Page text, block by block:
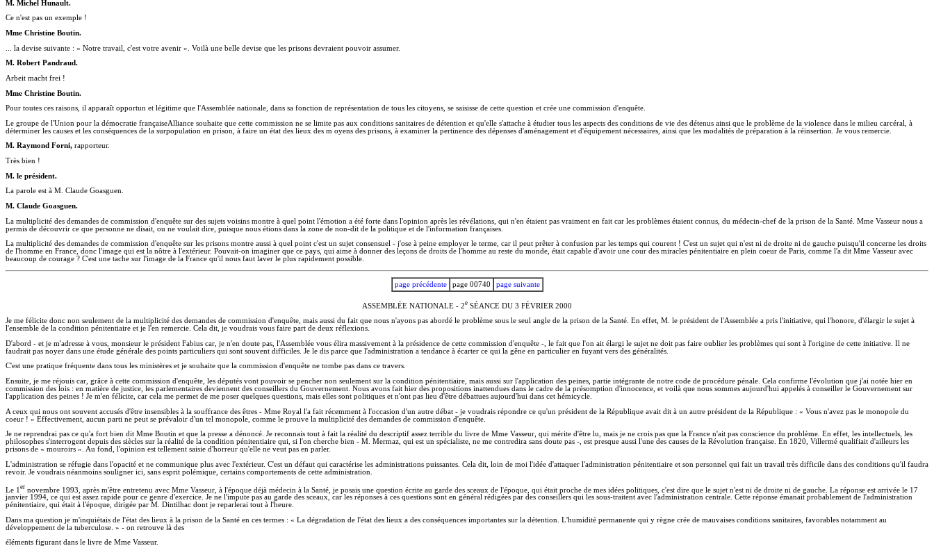
M. Michel Hunault.
Ce n'est pas un exemple !
Mme Christine Boutin.
... la devise suivante : « Notre travail, c'est votre avenir ». Voilà une belle devise que les prisons devraient pouvoir assumer.
M. Robert Pandraud.
Arbeit macht frei !
Mme Christine Boutin.
Pour toutes ces raisons, il apparaît opportun et légitime que l'Assemblée nationale, dans sa fonction de représentation de tous les citoyens, se saisisse de cette question et crée une commission d'enquête.
Le groupe de l'Union pour la démocratie françaiseAlliance souhaite que cette commission ne se limite pas aux conditions sanitaires de détention et qu'elle s'attache à étudier tous les aspects des conditions de vie des détenus ainsi que le problème de la violence dans le milieu carcéral, à
déterminer les causes et les conséquences de la surpopulation en prison, à faire un état des lieux des m oyens des prisons, à examiner la pertinence des dépenses d'aménagement et d'équipement nécessaires, ainsi que les modalités de préparation à la réinsertion. Je vous remercie.
M. Raymond Forni, rapporteur.
Très bien !
M. le président.
La parole est à M. Claude Goasguen.
M. Claude Goasguen.
La multiplicité des demandes de commission d'enquête sur des sujets voisins montre à quel point l'émotion a été forte dans l'opinion après les révélations, qui n'en étaient pas vraiment en fait car les problèmes étaient connus, du médecin-chef de la prison de la Santé. Mme Vasseur nous a
permis de découvrir ce que personne ne disait, ou ne voulait dire, puisque nous étions dans la zone de non-dit de la politique et de l'information françaises.
La multiplicité des demandes de commission d'enquête sur les prisons montre aussi à quel point c'est un sujet consensuel - j'ose à peine employer le terme, car il peut prêter à confusion par les temps qui courent ! C'est un sujet qui n'est ni de droite ni de gauche puisqu'il concerne les droits
de l'homme en France, donc l'image qui est la nôtre à l'extérieur. Pouvait-on imaginer que ce pays, qui aime à donner des leçons de droits de l'homme au reste du monde, était capable d'avoir une cour des miracles pénitentiaire en plein coeur de Paris, comme l'a dit Mme Vasseur avec
beaucoup de courage ? C'est une tache sur l'image de la France qu'il nous faut laver le plus rapidement possible.
page précédente page 00740 page suivante
ASSEMBLÉE NATIONALE - 2e SÉANCE DU 3 FÉVRIER 2000
Je me félicite donc non seulement de la multiplicité des demandes de commission d'enquête, mais aussi du fait que nous n'ayons pas abordé le problème sous le seul angle de la prison de la Santé. En effet, M. le président de l'Assemblée a pris l'initiative, qui l'honore, d'élargir le sujet à
l'ensemble de la condition pénitentiaire et je l'en remercie. Cela dit, je voudrais vous faire part de deux réflexions.
D'abord - et je m'adresse à vous, monsieur le président Fabius car, je n'en doute pas, l'Assemblée vous élira massivement à la présidence de cette commission d'enquête -, le fait que l'on ait élargi le sujet ne doit pas faire oublier les problèmes qui sont à l'origine de cette initiative. Il ne
faudrait pas noyer dans une étude générale des points particuliers qui sont souvent difficiles. Je le dis parce que l'administration a tendance à écarter ce qui la gêne en particulier en fuyant vers des généralités.
C'est une pratique fréquente dans tous les ministères et je souhaite que la commission d'enquête ne tombe pas dans ce travers.
Ensuite, je me réjouis car, grâce à cette commission d'enquête, les députés vont pouvoir se pencher non seulement sur la condition pénitentiaire, mais aussi sur l'application des peines, partie intégrante de notre code de procédure pénale. Cela confirme l'évolution que j'ai notée hier en
commission des lois : en matière de justice, les parlementaires deviennent des conseillers du Gouvernement. Nous avons fait hier des propositions inattendues dans le cadre de la présomption d'innocence, et voilà que nous sommes aujourd'hui appelés à conseiller le Gouvernement sur
l'application des peines ! Je m'en félicite, car cela me permet de me poser quelques questions, mais elles sont politiques et n'ont pas lieu d'être débattues aujourd'hui dans cet hémicycle.
A ceux qui nous ont souvent accusés d'être insensibles à la souffrance des êtres - Mme Royal l'a fait récemment à l'occasion d'un autre débat - je voudrais répondre ce qu'un président de la République avait dit à un autre président de la République : « Vous n'avez pas le monopole du
coeur ! » Effectivement, aucun parti ne peut se prévaloir d'un tel monopole, comme le prouve la multiplicité des demandes de commission d'enquête.
Je ne reprendrai pas ce qu'a fort bien dit Mme Boutin et que la presse a dénoncé. Je reconnais tout à fait la réalité du descriptif assez terrible du livre de Mme Vasseur, qui mérite d'être lu, mais je ne crois pas que la France n'ait pas conscience du problème. En effet, les intellectuels, les
philosophes s'interrogent depuis des siècles sur la réalité de la condition pénitentiaire qui, si l'on cherche bien - M. Mermaz, qui est un spécialiste, ne me contredira sans doute pas -, est presque aussi l'une des causes de la Révolution française. En 1820, Villermé qualifiait d'ailleurs les
prisons de « mouroirs ». Au fond, l'opinion est tellement saisie d'horreur qu'elle ne veut pas en parler.
L'administration se réfugie dans l'opacité et ne communique plus avec l'extérieur. C'est un défaut qui caractérise les administrations puissantes. Cela dit, loin de moi l'idée d'attaquer l'administration pénitentiaire et son personnel qui fait un travail très difficile dans des conditions qu'il faudra
revoir. Je voudrais néanmoins souligner ici, sans esprit polémique, certains comportements de cette administration.
Le 1 er novembre 1993, après m'être entretenu avec Mme Vasseur, à l'époque déjà médecin à la Santé, je posais une question écrite au garde des sceaux de l'époque, qui était proche de mes idées politiques, c'est dire que le sujet n'est ni de droite ni de gauche. La réponse est arrivée le 17
janvier 1994, ce qui est assez rapide pour ce genre d'exercice. Je ne l'impute pas au garde des sceaux, car les réponses à ces questions sont en général rédigées par des conseillers qui les sous-traitent avec l'administration centrale. Cette réponse émanait probablement de l'administration
pénitentiaire, qui était à l'époque, dirigée par M. Dintilhac dont je reparlerai tout à l'heure.
Dans ma question je m'inquiétais de l'état des lieux à la prison de la Santé en ces termes : « La dégradation de l'état des lieux a des conséquences importantes sur la détention. L'humidité permanente qui y règne crée de mauvaises conditions sanitaires, favorables notamment au
développement de la tuberculose. » - on retrouve là des
éléments figurant dans le livre de Mme Vasseur.